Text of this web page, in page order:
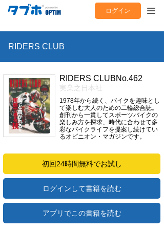
ログイン
RIDERS CLUB
RIDERS CLUBNo.462
実業之日本社
1978年から続く、バイクを趣味とし
て楽しむ大人のための二輪総合誌。
創刊から一貫してスポーツバイクの
楽しみ方を探求、時代に合わせて多
彩なバイクライフを提案し続けてい
るオピニオン・マガジンです。
初回24時間無料でお試し
ログインして書籍を読む
アプリでこの書籍を読む